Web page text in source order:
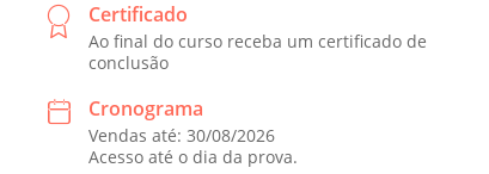
Certificado
Ao final do curso receba um certificado de
conclusão
Cronograma
Vendas até: 30/08/2026
Acesso até o dia da prova.